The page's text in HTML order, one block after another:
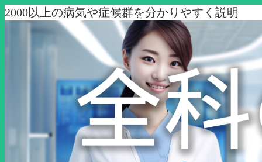
2000以上の病気や症候群を分かりやすく説明